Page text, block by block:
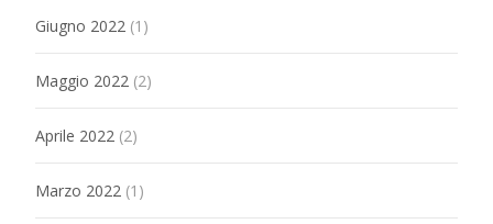
Giugno 2022 (1)
Maggio 2022 (2)
Aprile 2022 (2)
Marzo 2022 (1)